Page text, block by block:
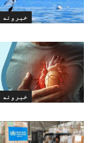
خبرونه
خبرونه